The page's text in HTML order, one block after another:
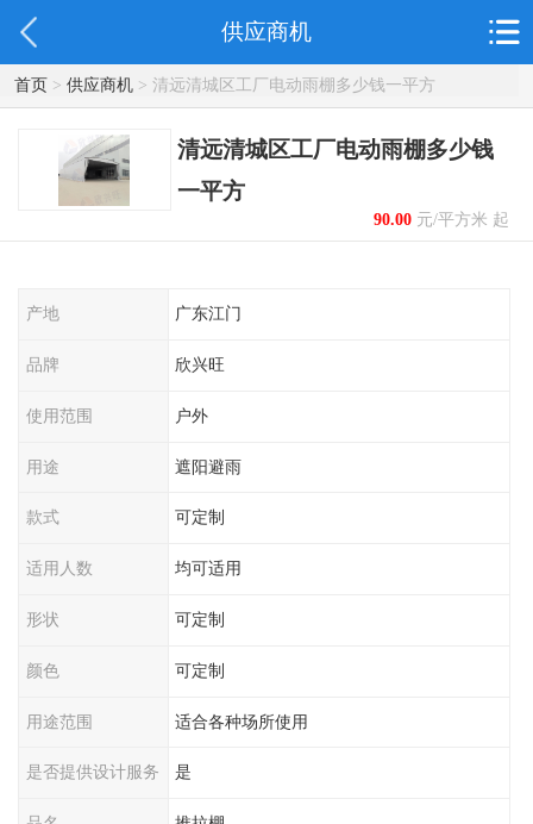
供应商机
首页> 供应商机> 清远清城区工厂电动雨棚多少钱一平方
清远清城区工厂电动雨棚多少钱
一平方
90.00元/平方米 起
产地 广东江门
品牌 欣兴旺
使用范围 户外
用途 遮阳避雨
款式 可定制
适用人数 均可适用
形状 可定制
颜色 可定制
用途范围 适合各种场所使用
是否提供设计服务 是